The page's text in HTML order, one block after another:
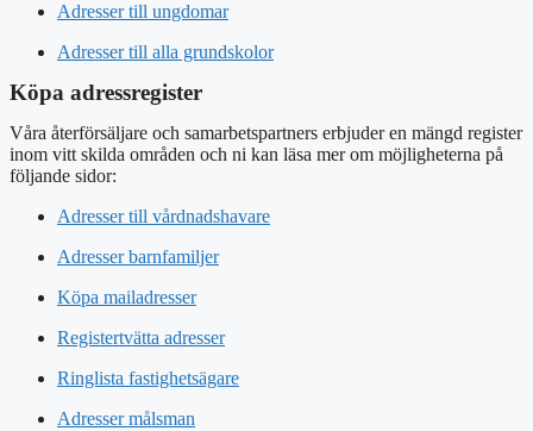
Adresser till ungdomar
Adresser till alla grundskolor
Köpa adressregister
Våra återförsäljare och samarbetspartners erbjuder en mängd register
inom vitt skilda områden och ni kan läsa mer om möjligheterna på
följande sidor:
Adresser till vårdnadshavare
Adresser barnfamiljer
Köpa mailadresser
Registertvätta adresser
Ringlista fastighetsägare
Adresser målsman